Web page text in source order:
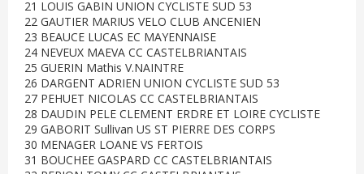
21 LOUIS GABIN UNION CYCLISTE SUD 53
22 GAUTIER MARIUS VELO CLUB ANCENIEN
23 BEAUCE LUCAS EC MAYENNAISE
24 NEVEUX MAEVA CC CASTELBRIANTAIS
25 GUERIN Mathis V.NAINTRE
26 DARGENT ADRIEN UNION CYCLISTE SUD 53
27 PEHUET NICOLAS CC CASTELBRIANTAIS
28 DAUDIN PELE CLEMENT ERDRE ET LOIRE CYCLISTE
29 GABORIT Sullivan US ST PIERRE DES CORPS
30 MENAGER LOANE VS FERTOIS
31 BOUCHEE GASPARD CC CASTELBRIANTAIS